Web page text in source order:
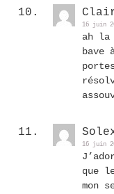
16 juin
ah
bave
16 juin
que
mon